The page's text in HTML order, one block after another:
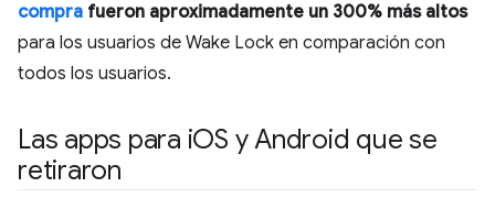
compra fueron aproximadamente un 300% más altos
para los usuarios de Wake Lock en comparación con
todos los usuarios.
Las apps para iOS y Android que se
retiraron